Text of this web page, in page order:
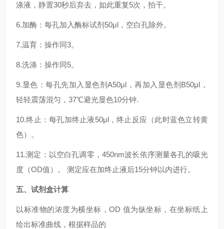
涤液，静置30秒后弃去，如此重复5次，拍干。
6.加酶：每孔加入酶标试剂50μl，空白孔除外。
7.温育：操作同3。
8.洗涤：操作同5。
9.显色：每孔先加入显色剂A50μl，再加入显色剂B50μl，
轻轻震荡混匀，37℃避光显色10分钟.
10.终止：每孔加终止液50μl，终止反应（此时蓝色立转黄
色）。
11.测定：以空白孔调零，450nm波长依序测量各孔的吸光
度（OD值）。 测定应在加终止液后15分钟以内进行。
五、试剂盒计算
以标准物的浓度为横坐标，OD 值为纵坐标，在坐标纸上
绘出标准曲线，根据样品的